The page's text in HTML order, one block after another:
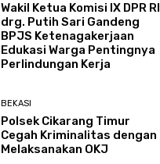
Wakil Ketua Komisi IX DPR RI
drg. Putih Sari Gandeng
BPJS Ketenagakerjaan
Edukasi Warga Pentingnya
Perlindungan Kerja
BEKASI
Polsek Cikarang Timur
Cegah Kriminalitas dengan
Melaksanakan OKJ